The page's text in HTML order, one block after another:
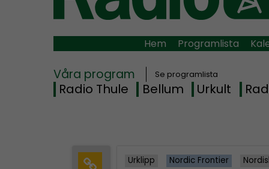
Hem Programlista
Våra program Se programlista
Radio Thule Bellum Urkult
Urklipp Nordic Frontier